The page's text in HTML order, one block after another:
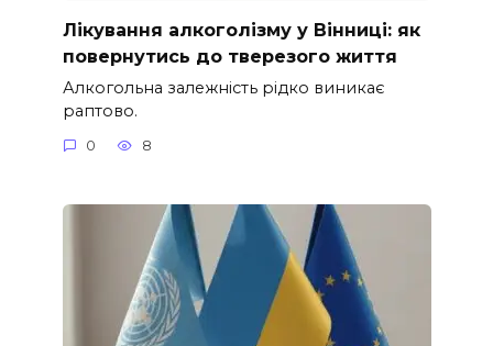
Лікування алкоголізму у Вінниці: як
повернутись до тверезого життя
Алкогольна залежність рідко виникає
раптово.
0 8